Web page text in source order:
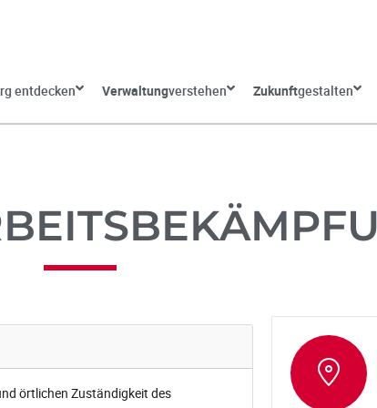
entdecken Verwaltungverstehen Zukunftgestalten
örtlichen Zuständigkeit des